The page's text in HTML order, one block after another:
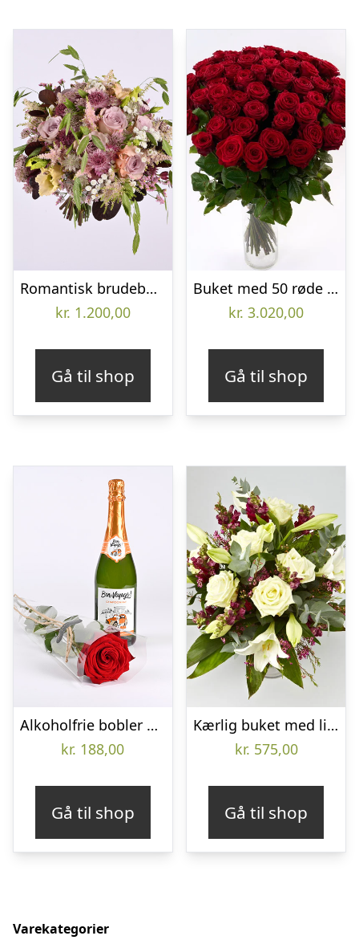
Romantisk brudebuket med roser og brudeslør – Send blomster med Bloomit
kr. 1.200,00
Gå til shop
Buket med 50 røde roser – Send blomster med Bloomit
kr. 3.020,00
Gå til shop
Alkoholfrie bobler med en langstilket rød rose – Send blomster med Bloomit
kr. 188,00
Gå til shop
Kærlig buket med liljer, roser mm. – Send blomster med Bloomit
kr. 575,00
Gå til shop
Varekategorier